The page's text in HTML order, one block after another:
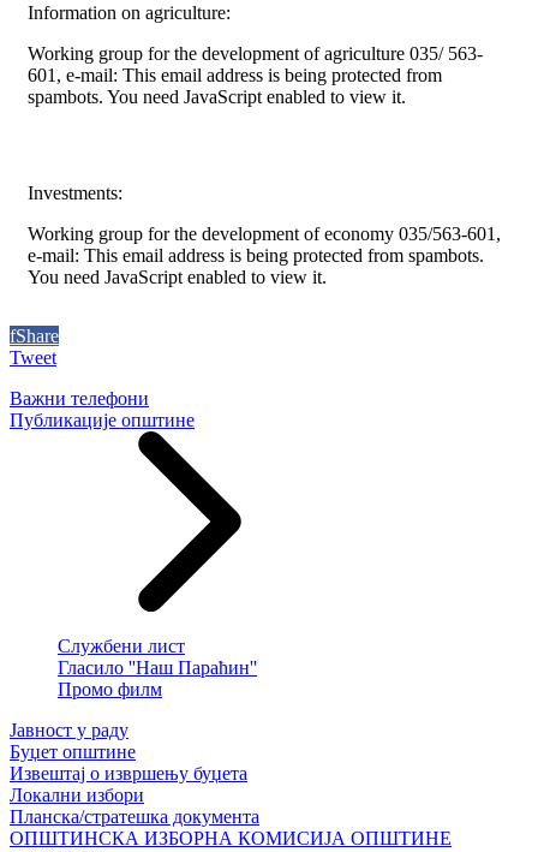
Information on agriculture:
Working group for the development of agriculture 035/ 563-
601, e-mail: This email address is being protected from
spambots. You need JavaScript enabled to view it.
Investments:
Working group for the development of economy 035/563-601,
e-mail: This email address is being protected from spambots.
You need JavaScript enabled to view it.
fShare
Tweet
Важни телефони
Публикације општине
Службени лист
Гласило ''Наш Параћин''
Промо филм
Јавност у раду
Буџет општине
Извештај о извршењу буџета
Локални избори
Планска/стратешка документа
ОПШТИНСКА ИЗБОРНА КОМИСИЈА ОПШТИНЕ